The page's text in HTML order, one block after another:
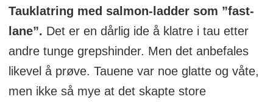
Tauklatring med salmon-ladder som ”fast-
lane”. Det er en dårlig ide å klatre i tau etter
andre tunge grepshinder. Men det anbefales
likevel å prøve. Tauene var noe glatte og våte,
men ikke så mye at det skapte store